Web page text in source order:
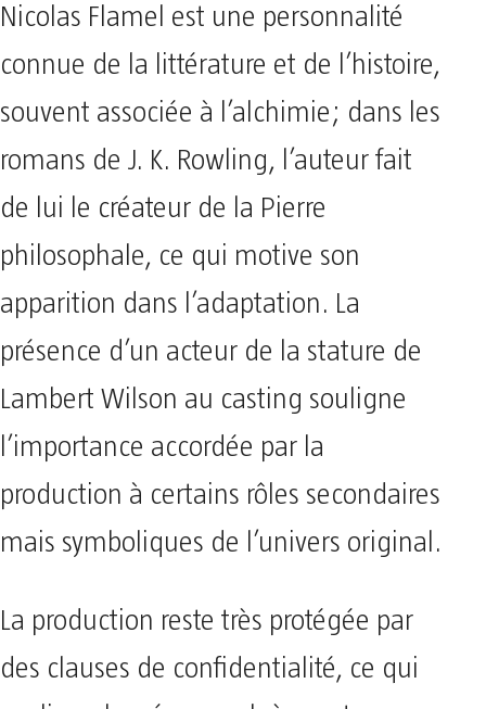
Nicolas Flamel est une personnalité
connue de la littérature et de l’histoire,
souvent associée à l’alchimie; dans les
romans de J. K. Rowling, l’auteur fait
de lui le créateur de la Pierre
philosophale, ce qui motive son
apparition dans l’adaptation. La
présence d’un acteur de la stature de
Lambert Wilson au casting souligne
l’importance accordée par la
production à certains rôles secondaires
mais symboliques de l’univers original.
La production reste très protégée par
des clauses de confidentialité, ce qui